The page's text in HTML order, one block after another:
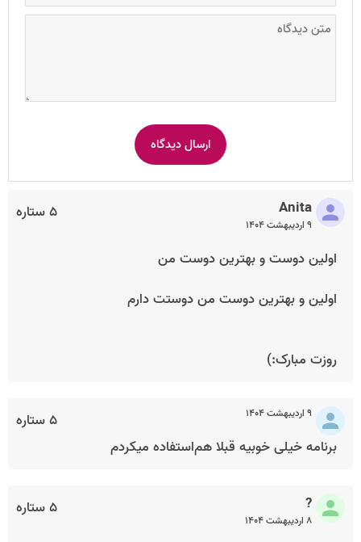
۵ ستاره Anita
۹ اردیبهشت ۱۴۰۴
اولین دوست و بهترین دوست من
اولین و بهترین دوست من دوستت دارم
روزت مبارک:)
۵ ستاره ۹ اردیبهشت ۱۴۰۴
برنامه خیلی خوبیه قبلا هم‌استفاده میکردم
۵ ستاره ?
۸ اردیبهشت ۱۴۰۴